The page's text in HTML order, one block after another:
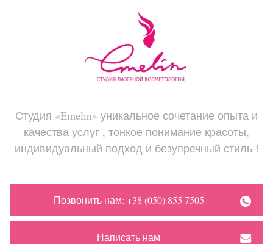
Студия «Emelin» уникальное сочетание опыта и
качества услуг , тонкое понимание красоты,
индивидуальный подход и безупречный стиль !
Позвонить нам: +38 (050) 855 7505
Написать нам